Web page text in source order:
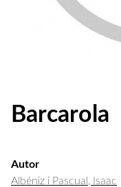
Barcarola
Autor
Albéniz i Pascual, Isaac